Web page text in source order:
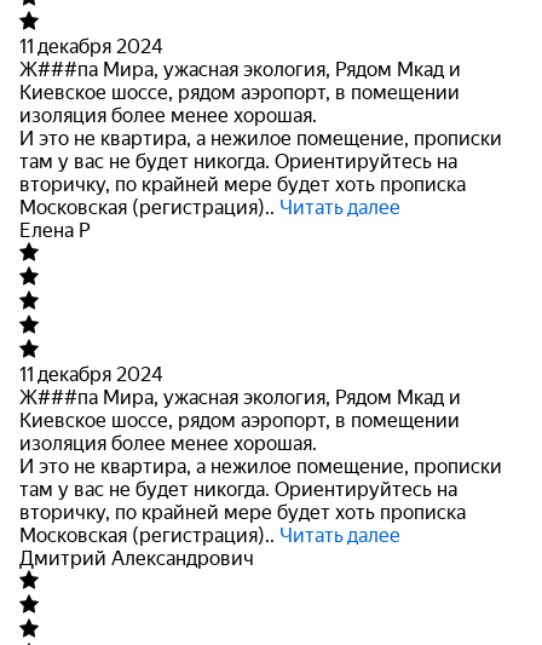
11 декабря 2024
Ж###па Мира, ужасная экология, Рядом Мкад и
Киевское шоссе, рядом аэропорт, в помещении
изоляция более менее хорошая.
И это не квартира, а нежилое помещение, прописки
там у вас не будет никогда. Ориентируйтесь на
вторичку, по крайней мере будет хоть прописка
Московская (регистрация).. Читать далее
Елена Р
11 декабря 2024
Ж###па Мира, ужасная экология, Рядом Мкад и
Киевское шоссе, рядом аэропорт, в помещении
изоляция более менее хорошая.
И это не квартира, а нежилое помещение, прописки
там у вас не будет никогда. Ориентируйтесь на
вторичку, по крайней мере будет хоть прописка
Московская (регистрация).. Читать далее
Дмитрий Александрович